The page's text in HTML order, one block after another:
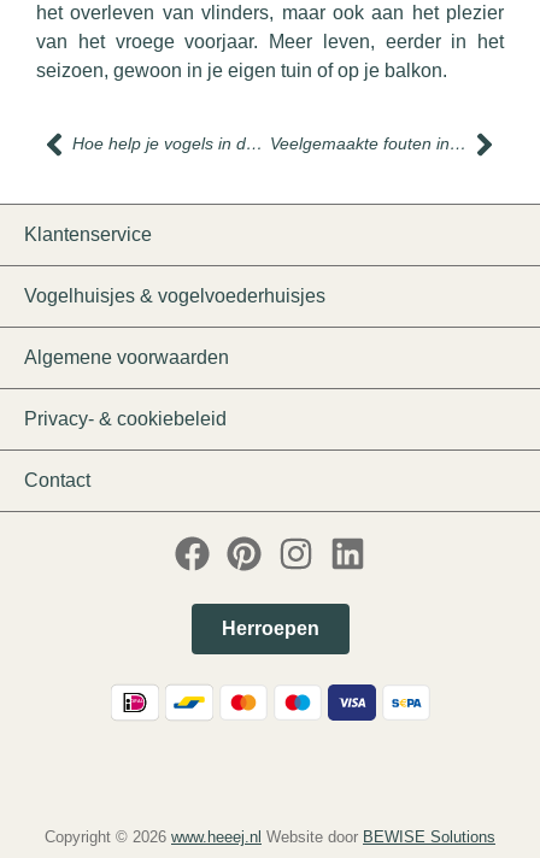
het overleven van vlinders, maar ook aan het plezier
van het vroege voorjaar. Meer leven, eerder in het
seizoen, gewoon in je eigen tuin of op je balkon.
Hoe help je vogels in de winter? Veelgemaakte fouten in de winter (en hoe je ze voorkomt)
Klantenservice
Vogelhuisjes & vogelvoederhuisjes
Algemene voorwaarden
Privacy- & cookiebeleid
Contact
Herroepen
Copyright © 2026 www.heeej.nl Website door BEWISE Solutions